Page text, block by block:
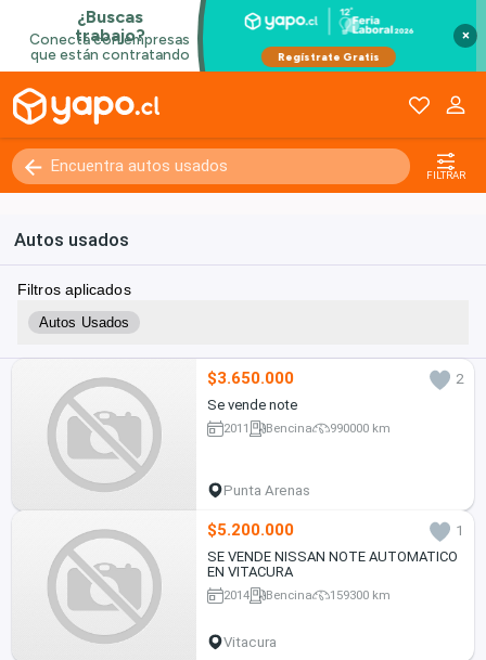
×
FILTRAR
Autos usados
Filtros aplicados
Autos Usados
$3.650.000
2
Se vende note
2011 Bencina 990000 km
Punta Arenas
$5.200.000
1
SE VENDE NISSAN NOTE AUTOMATICO
EN VITACURA
2014 Bencina 159300 km
Vitacura